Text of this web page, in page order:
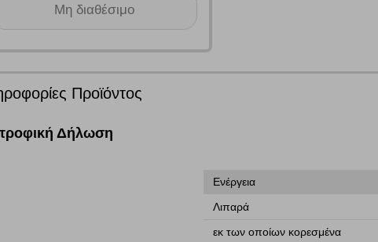
Μη διαθέσιμο
Προϊόντος
Δήλωση
Ενέργεια
Λιπαρά
εκ των οποίων κορεσμένα
του ιστότοπου συλλέγουμε αυτόματα δεδομένα σύνδεσης και πληροφορίες
που υποδεικνύουν την ταυτότητά σας. Τα cookies είναι μικρά
σας, προσθέτοντας λειτουργικότητα στην ιστοσελίδα και βελτιώνοντας την
cookies για την ομαλή λειτουργία του ιστότοπου είναι η μόνη
την παροχή βελτιωμένων λειτουργιών και εξατομίκευσης, όπως π.χ. ζωντανή
Αν δεν επιτρέψετε την αποδοχή αυτής της κατηγορίας cookies, ορισμένες ή